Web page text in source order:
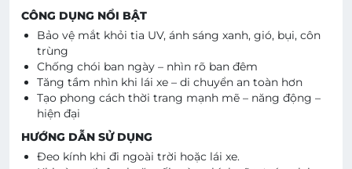
CÔNG DỤNG NỔI BẬT
Bảo vệ mắt khỏi tia UV, ánh sáng xanh, gió, bụi, côn
trùng
Chống chói ban ngày – nhìn rõ ban đêm
Tăng tầm nhìn khi lái xe – di chuyển an toàn hơn
Tạo phong cách thời trang mạnh mẽ – năng động –
hiện đại
HƯỚNG DẪN SỬ DỤNG
Đeo kính khi đi ngoài trời hoặc lái xe.